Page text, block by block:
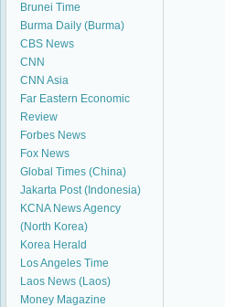
Brunei Time
Burma Daily (Burma)
CBS News
CNN
CNN Asia
Far Eastern Economic
Review
Forbes News
Fox News
Global Times (China)
Jakarta Post (Indonesia)
KCNA News Agency
(North Korea)
Korea Herald
Los Angeles Time
Laos News (Laos)
Money Magazine